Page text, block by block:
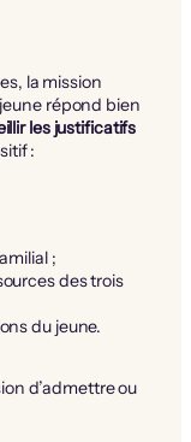
la mission
répond bien
les justificatifs
:
;
des trois
du jeune.
d’admettre ou